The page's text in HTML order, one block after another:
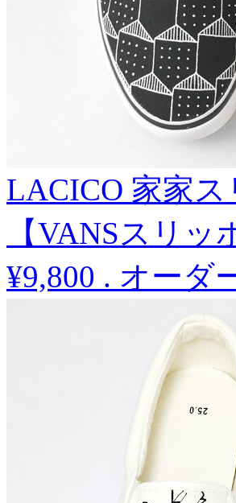
LACICO 家家
【VANSスリ
¥9,800 . オーダ